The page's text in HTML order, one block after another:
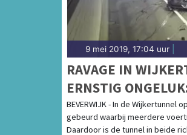
9 mei 2019, 17:04 uur
RAVAGE IN
ERNSTIG
RICHTINGEN DICHT
BEVERWIJK - In de Wijkertunnel
gebeurd waarbij meerdere
Daardoor is de tunnel in beide